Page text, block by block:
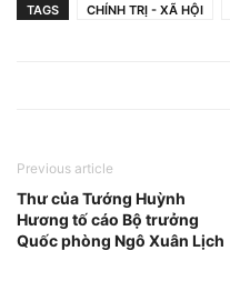
TAGS CHÍNH TRỊ - XÃ HỘI
Previous article
Thư của Tướng Huỳnh
Hương tố cáo Bộ trưởng
Quốc phòng Ngô Xuân Lịch